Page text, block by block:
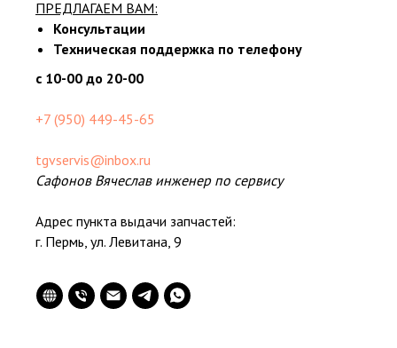
ПРЕДЛАГАЕМ ВАМ:
Консультации
Техническая поддержка по телефону
с 10-00 до 20-00
+7 (950) 449-45-65
tgvservis@inbox.ru
Сафонов Вячеслав инженер по сервису
Адрес пункта выдачи запчастей:
г. Пермь, ул. Левитана, 9